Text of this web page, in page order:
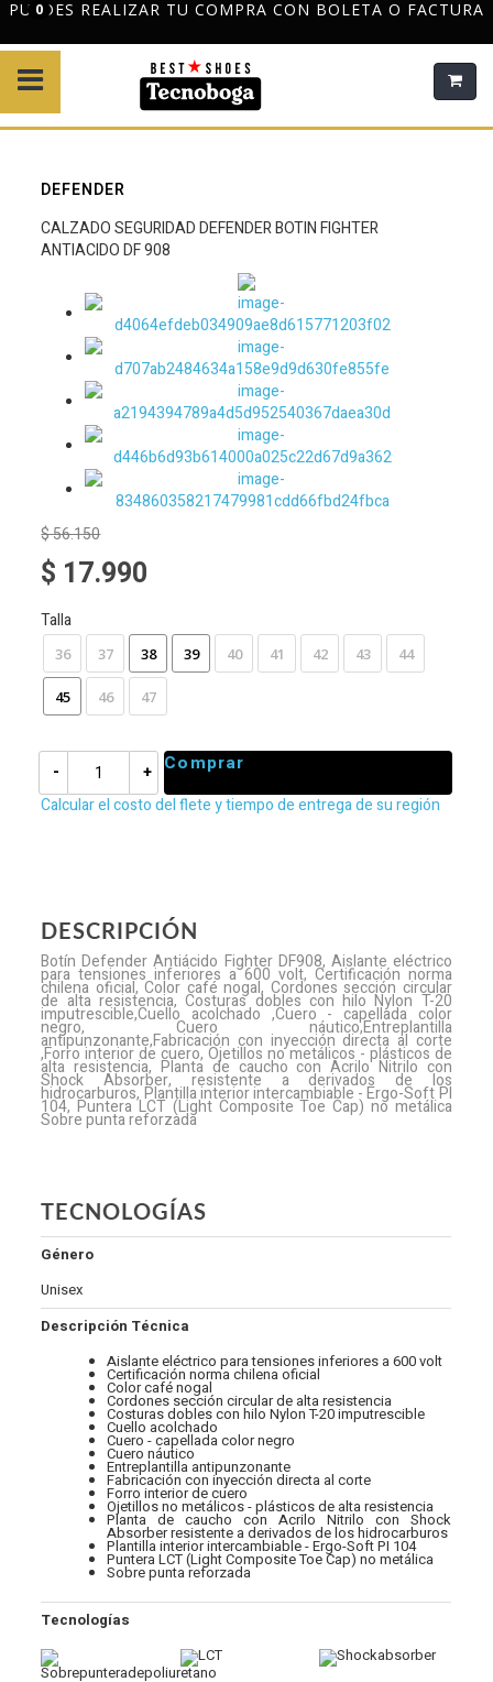
TU COMPRA CON BOLETA O FACTURA DESPACHO
0
DEFENDER
CALZADO SEGURIDAD DEFENDER BOTIN FIGHTER
ANTIACIDO DF 908
$ 56.150
$ 17.990
Talla
36 37 38 39 40 41 42 43 44
45 46 47
+
- Comprar
Calcular el costo del flete y tiempo de entrega de su región
DESCRIPCIÓN
Botín Defender Antiácido Fighter DF908, Aislante eléctrico
para tensiones inferiores a 600 volt, Certificación norma
chilena oficial, Color café nogal, Cordones sección circular
de alta resistencia, Costuras dobles con hilo Nylon T-20
imputrescible,Cuello acolchado ,Cuero - capellada color
negro, Cuero náutico,Entreplantilla
antipunzonante,Fabricación con inyección directa al corte
,Forro interior de cuero, Ojetillos no metálicos - plásticos de
alta resistencia, Planta de caucho con Acrilo Nitrilo con
Shock Absorber, resistente a derivados de los
hidrocarburos, Plantilla interior intercambiable - Ergo-Soft PI
104, Puntera LCT (Light Composite Toe Cap) no metálica
Sobre punta reforzada
TECNOLOGÍAS
Género
Unisex
Descripción Técnica
Aislante eléctrico para tensiones inferiores a 600 volt
Certificación norma chilena oficial
Color café nogal
Cordones sección circular de alta resistencia
Costuras dobles con hilo Nylon T-20 imputrescible
Cuello acolchado
Cuero - capellada color negro
Cuero náutico
Entreplantilla antipunzonante
Fabricación con inyección directa al corte
Forro interior de cuero
Ojetillos no metálicos - plásticos de alta resistencia
Planta de caucho con Acrilo Nitrilo con Shock
Absorber resistente a derivados de los hidrocarburos
Plantilla interior intercambiable - Ergo-Soft PI 104
Puntera LCT (Light Composite Toe Cap) no metálica
Sobre punta reforzada
Tecnologías